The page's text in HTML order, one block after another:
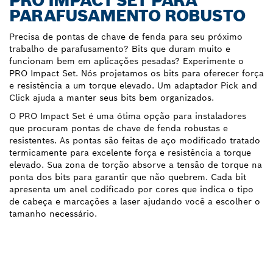
PARAFUSAMENTO ROBUSTO
Precisa de pontas de chave de fenda para seu próximo
trabalho de parafusamento? Bits que duram muito e
funcionam bem em aplicações pesadas? Experimente o
PRO Impact Set. Nós projetamos os bits para oferecer força
e resistência a um torque elevado. Um adaptador Pick and
Click ajuda a manter seus bits bem organizados.
O PRO Impact Set é uma ótima opção para instaladores
que procuram pontas de chave de fenda robustas e
resistentes. As pontas são feitas de aço modificado tratado
termicamente para excelente força e resistência a torque
elevado. Sua zona de torção absorve a tensão de torque na
ponta dos bits para garantir que não quebrem. Cada bit
apresenta um anel codificado por cores que indica o tipo
de cabeça e marcações a laser ajudando você a escolher o
tamanho necessário.